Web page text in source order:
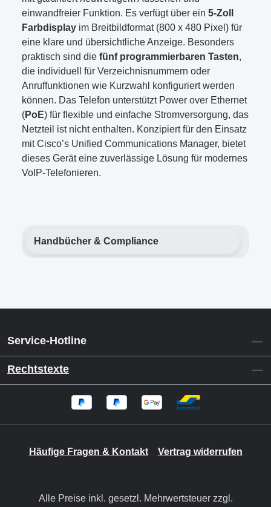
einwandfreier Funktion. Es verfügt über ein 5-Zoll
Farbdisplay im Breitbildformat (800 x 480 Pixel) für
eine klare und übersichtliche Anzeige. Besonders
praktisch sind die fünf programmierbaren Tasten,
die individuell für Verzeichnisnummern oder
Anruffunktionen wie Kurzwahl konfiguriert werden
können. Das Telefon unterstützt Power over Ethernet
(PoE) für flexible und einfache Stromversorgung, das
Netzteil ist nicht enthalten. Konzipiert für den Einsatz
mit Cisco’s Unified Communications Manager, bietet
dieses Gerät eine zuverlässige Lösung für modernes
VoIP-Telefonieren.
Handbücher & Compliance
Service-Hotline
Rechtstexte
Häufige Fragen & Kontakt Vertrag widerrufen
Alle Preise inkl. gesetzl. Mehrwertsteuer zzgl.